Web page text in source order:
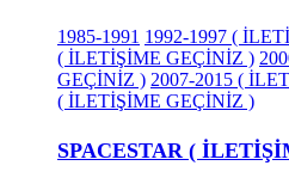
1985-1991 1992-1997 (
( İLETİŞİME GEÇİNİZ )
GEÇİNİZ ) 2007-2015 (
( İLETİŞİME GEÇİNİZ )
SPACESTAR (